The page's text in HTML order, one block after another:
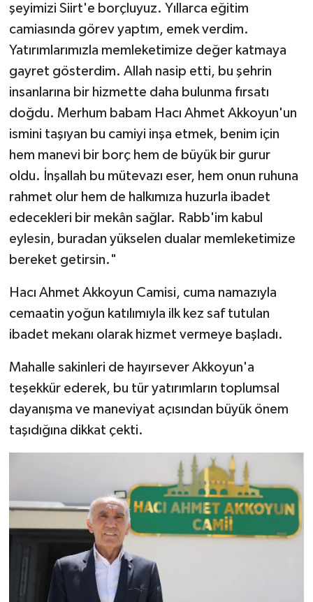
şeyimizi Siirt'e borçluyuz. Yıllarca eğitim
camiasında görev yaptım, emek verdim.
Yatırımlarımızla memleketimize değer katmaya
gayret gösterdim. Allah nasip etti, bu şehrin
insanlarına bir hizmette daha bulunma fırsatı
doğdu. Merhum babam Hacı Ahmet Akkoyun'un
ismini taşıyan bu camiyi inşa etmek, benim için
hem manevi bir borç hem de büyük bir gurur
oldu. İnşallah bu mütevazı eser, hem onun ruhuna
rahmet olur hem de halkımıza huzurla ibadet
edecekleri bir mekân sağlar. Rabb'im kabul
eylesin, buradan yükselen dualar memleketimize
bereket getirsin."
Hacı Ahmet Akkoyun Camisi, cuma namazıyla
cemaatin yoğun katılımıyla ilk kez saf tutulan
ibadet mekanı olarak hizmet vermeye başladı.
Mahalle sakinleri de hayırsever Akkoyun'a
teşekkür ederek, bu tür yatırımların toplumsal
dayanışma ve maneviyat açısından büyük önem
taşıdığına dikkat çekti.